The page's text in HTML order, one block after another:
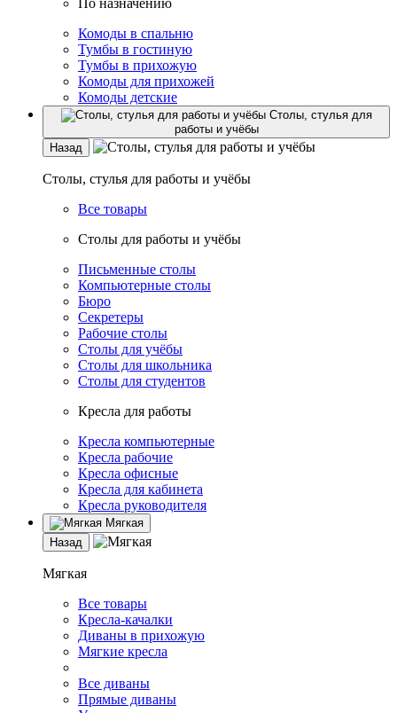
По назначению
Комоды в спальню
Тумбы в гостиную
Тумбы в прихожую
Комоды для прихожей
Комоды детские
Столы, стулья для
работы и учёбы
Назад
Столы, стулья для работы и учёбы
Все товары
Столы для работы и учёбы
Письменные столы
Компьютерные столы
Бюро
Секретеры
Рабочие столы
Столы для учёбы
Столы для школьника
Столы для студентов
Кресла для работы
Кресла компьютерные
Кресла рабочие
Кресла офисные
Кресла для кабинета
Кресла руководителя
Мягкая
Назад
Мягкая
Все товары
Кресла-качалки
Диваны в прихожую
Мягкие кресла
Все диваны
Прямые диваны